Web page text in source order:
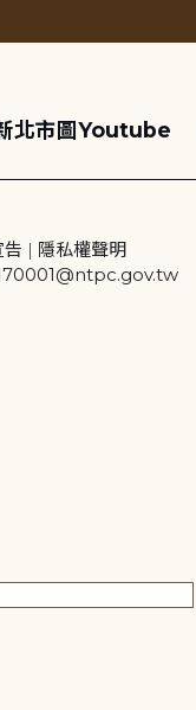
北市圖Youtube
| 隱私權聲明